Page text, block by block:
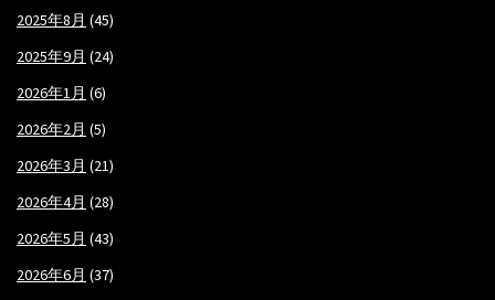
2025年8月 (45)
2025年9月 (24)
2026年1月 (6)
2026年2月 (5)
2026年3月 (21)
2026年4月 (28)
2026年5月 (43)
2026年6月 (37)